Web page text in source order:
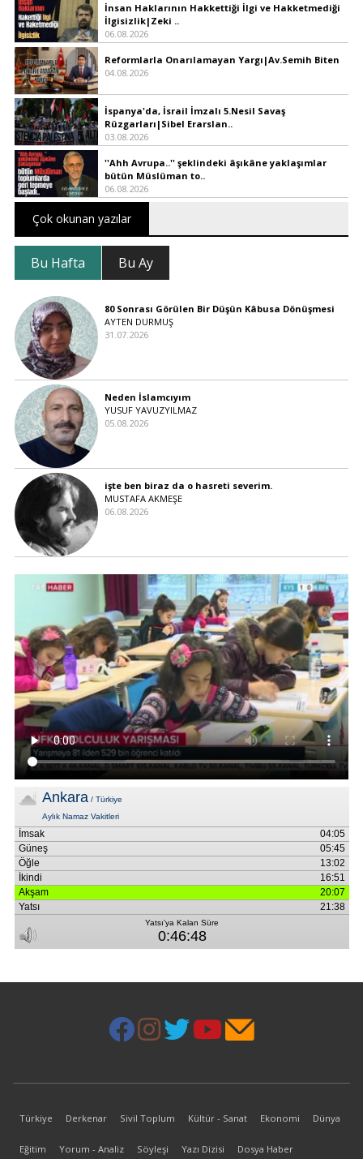
İnsan Haklarının Hakkettiği İlgi ve Hakketmediği
İlgisizlik|Zeki ..
06.08.2026
Reformlarla Onarılamayan Yargı|Av.Semih Biten
04.08.2026
İspanya'da, İsrail İmzalı 5.Nesil Savaş
Rüzgarları|Sibel Erarslan..
03.08.2026
''Ahh Avrupa..'' şeklindeki âşıkâne yaklaşımlar
bütün Müslüman to..
06.08.2026
Çok okunan yazılar
Bu Hafta Bu Ay
80 Sonrası Görülen Bir Düşün Kâbusa Dönüşmesi
AYTEN DURMUŞ
31.07.2026
Neden İslamcıyım
YUSUF YAVUZYILMAZ
05.08.2026
işte ben biraz da o hasreti severim.
MUSTAFA AKMEŞE
06.08.2026
Türkiye Derkenar Sivil Toplum Kültür - Sanat Ekonomi Dünya
Eğitim Yorum - Analiz Söyleşi Yazı Dizisi Dosya Haber